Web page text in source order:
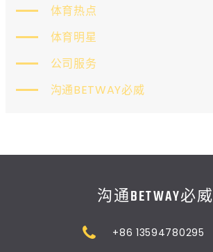
体育热点
体育明星
公司服务
沟通BETWAY必威
沟通BETWAY必威
+86 13594780295